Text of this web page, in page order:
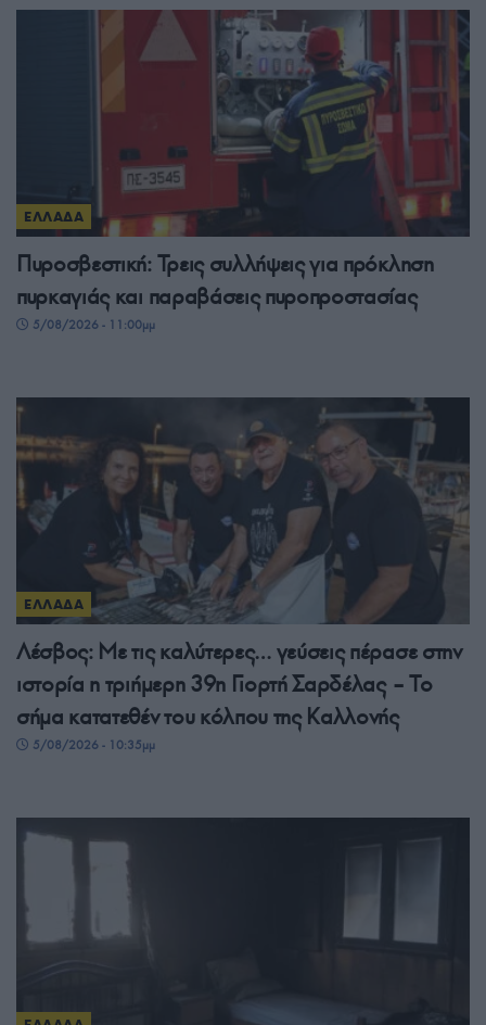
ΕΛΛΑΔΑ
Πυροσβεστική: Τρεις συλλήψεις για πρόκληση
πυρκαγιάς και παραβάσεις πυροπροστασίας
5/08/2026 - 11:00μμ
ΕΛΛΑΔΑ
Λέσβος: Με τις καλύτερες… γεύσεις πέρασε στην
ιστορία η τριήμερη 39η Γιορτή Σαρδέλας – Το
σήμα κατατεθέν του κόλπου της Καλλονής
5/08/2026 - 10:35μμ